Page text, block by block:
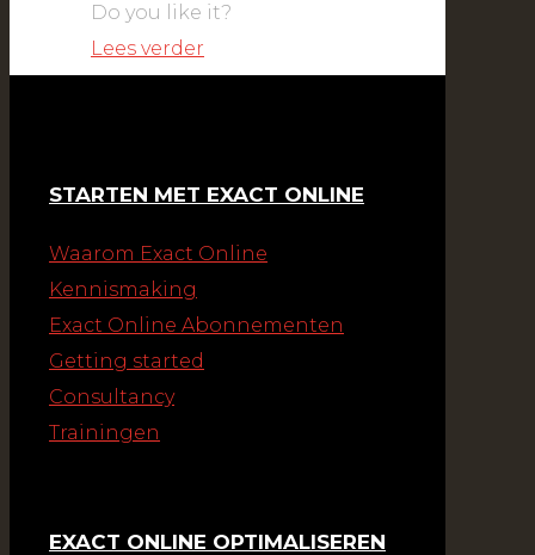
Do you like it?
Lees verder
STARTEN MET EXACT ONLINE
Waarom Exact Online
Kennismaking
Exact Online Abonnementen
Getting started
Consultancy
Trainingen
EXACT ONLINE OPTIMALISEREN